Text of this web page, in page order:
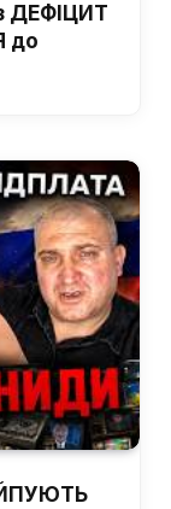
ДЕФІЦИТ
до